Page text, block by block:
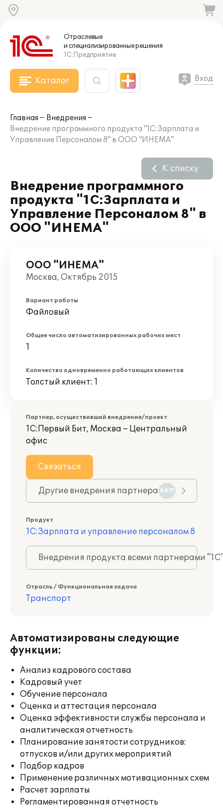
Отраслевые
и специализированныерешения
1С:Предприятие
Каталог Вход
Главная
Внедрения
Внедрение программного продукта "1С:Зарплата и
Управление Персоналом 8" в ООО "ИНЕМА"
Внедрение программного
продукта "1С:Зарплата и
Управление Персоналом 8" в
ООО "ИНЕМА"
К списку
ООО "ИНЕМА"
Москва, Октябрь 2015
Вариант работы
Файловый
Общее число автоматизированных рабочих мест
1
Количество одновременно работающих клиентов
Толстый клиент: 1
Партнер, осуществивший внедрение/проект
1С:Первый Бит, Москва – Центральный
офис
Связаться
Другие внедрения партнера 8471
Продукт
1С:Зарплата и управление персоналом 8
Внедрения продукта всеми партнерами
Отрасль / Функциональная задача
Транспорт
Автоматизированы следующие
функции:
Анализ кадрового состава
Кадровый учет
Обучение персонала
Оценка и аттестация персонала
Оценка эффективности службы персонала и
аналитическая отчетность
Планирование занятости сотрудников:
отпусков и/или других мероприятий
Подбор кадров
Применение различных мотивационных схем
Расчет зарплаты
Регламентированная отчетность